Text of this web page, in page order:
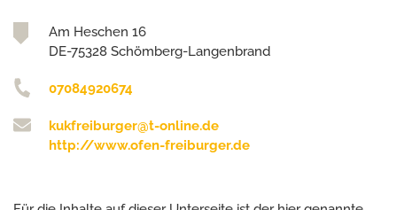
Am Heschen 16
DE-75328 Schömberg-Langenbrand
07084920674
kukfreiburger@t-online.de
http://www.ofen-freiburger.de